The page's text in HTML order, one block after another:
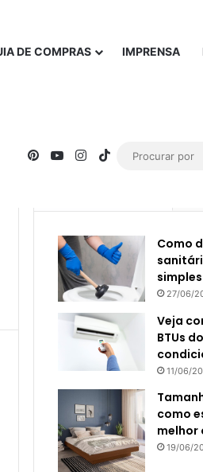
DE COMPRAS IMPRENSA
PinterestYouTubeInstagram
TikTok
Como
27/06/
Veja
BTUs
11/06/
como
melhor
19/06/